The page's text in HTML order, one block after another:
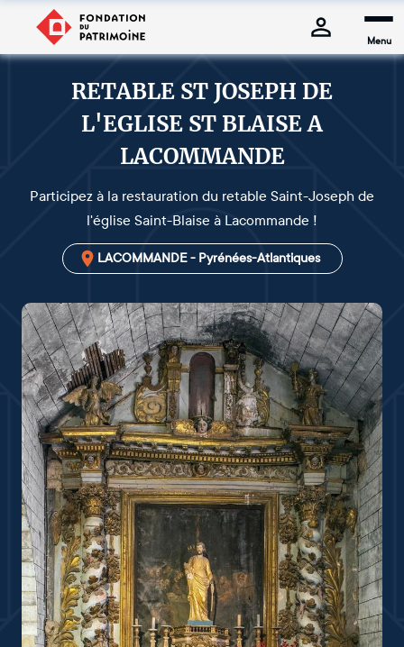
Menu
RETABLE ST JOSEPH DE
L'EGLISE ST BLAISE A
LACOMMANDE
Participez à la restauration du retable Saint-Joseph de
l'église Saint-Blaise à Lacommande !
LACOMMANDE - Pyrénées-Atlantiques